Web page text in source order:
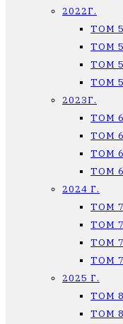
2022Г.
ТОМ
ТОМ
ТОМ
ТОМ
2023Г.
ТОМ
ТОМ
ТОМ
ТОМ
2024 Г.
ТОМ
ТОМ
ТОМ
ТОМ
2025 Г.
ТОМ
ТОМ